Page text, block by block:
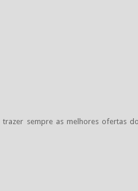
sempre as melhores ofertas